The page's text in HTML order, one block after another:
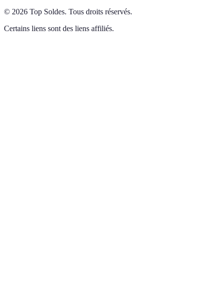
© 2026 Top Soldes. Tous droits réservés.
Certains liens sont des liens affiliés.